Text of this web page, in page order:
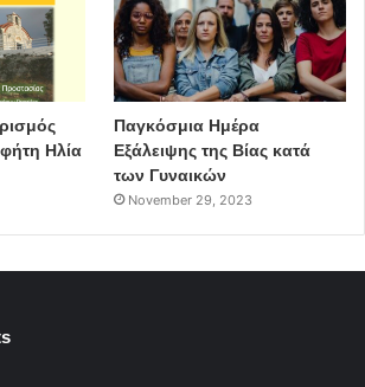
Ηλία
Παγκόσμια Ημέρα
Εξάλειψης της Βίας κατά
των Γυναικών
November 29, 2023